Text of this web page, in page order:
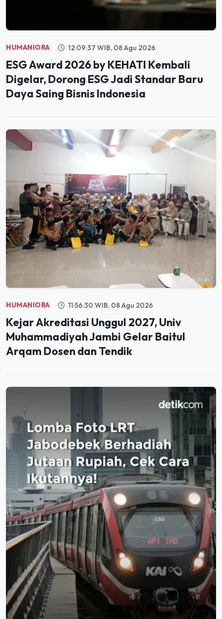
HUMANIORA 12:09:37 WIB, 08 Agu 2026
ESG Award 2026 by KEHATI Kembali
Digelar, Dorong ESG Jadi Standar Baru
Daya Saing Bisnis Indonesia
HUMANIORA 11:56:30 WIB, 08 Agu 2026
Kejar Akreditasi Unggul 2027, Univ
Muhammadiyah Jambi Gelar Baitul
Arqam Dosen dan Tendik